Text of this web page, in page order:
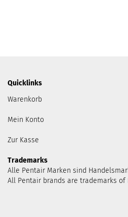
Quicklinks
Warenkorb
Mein Konto
Zur Kasse
Trademarks
Alle Pentair Marken sind
All Pentair brands are trademarks of